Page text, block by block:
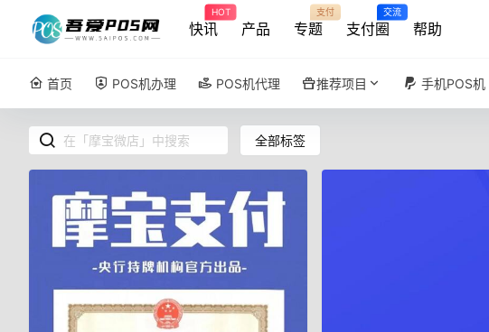
快讯
HOT
产品 专题
支付
支付圈
交流
帮助
首页 POS机办理 POS机代理 推荐项目 手机POS机
全部标签